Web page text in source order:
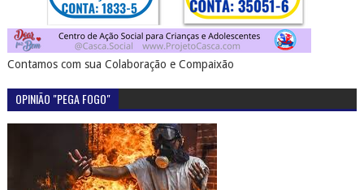
Contamos com sua Colaboração e Compaixão
OPINIÃO "PEGA FOGO"